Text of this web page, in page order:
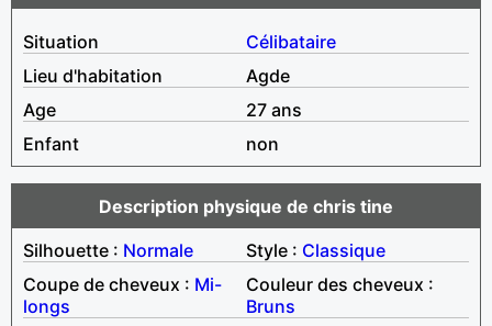
Situation
Célibataire
Lieu d'habitation
Agde
Age
27 ans
Enfant
non
Description physique de chris tine
Silhouette : Normale Style : Classique
Coupe de cheveux : Mi-
longs
Couleur des cheveux :
Bruns